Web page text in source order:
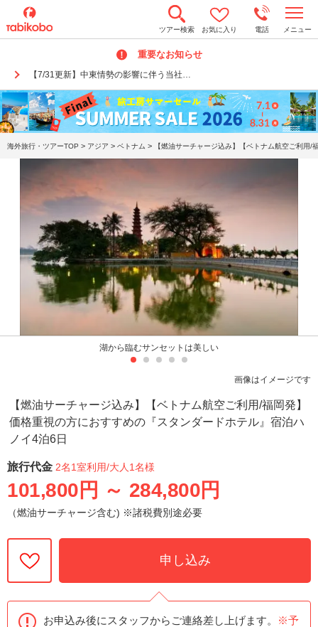
ツアー検索 お気に入り 電話 メニュー
重要なお知らせ
【7/31更新】中東情勢の影響に伴う当社…
o
n
a
v
i
g
a
t
海外旅行・ツアーTOP > アジア > ベトナム > 【燃油サーチャージ込み】【ベトナム航空ご利
湖から臨むサンセットは美しい
画像はイメージです
【燃油サーチャージ込み】【ベトナム航空ご利用/福岡発】
価格重視の方におすすめの『スタンダードホテル』宿泊ハ
ノイ4泊6日
旅行代金 2名1室利用/大人1名様
101,800円 ～ 284,800円
（燃油サーチャージ含む) ※諸税費別途必要
申し込み
お申込み後にスタッフからご連絡差し上げます。
※予